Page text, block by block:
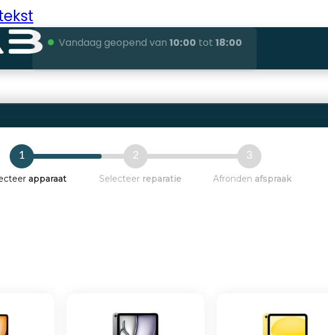
●Vandaag geopend van10:00 tot18:00
1
apparaat
2
Selecteer reparatie
3
Afronden afspraak